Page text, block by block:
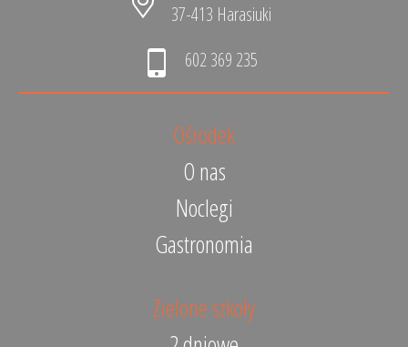
37-413 Harasiuki
602 369 235
Ośrodek
O nas
Noclegi
Gastronomia
Zielone szkoły